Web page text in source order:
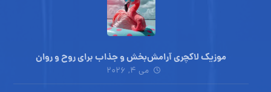
موزیک لاکچری آرامش‌بخش‌ و جذاب‌ برای روح و روان
می ۴, ۲۰۲۶